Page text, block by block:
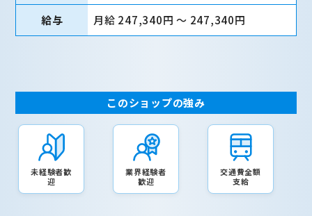
給与 月給 247,340円 〜 247,340円
このショップの強み
未経験者歓
迎
業界経験者
歓迎
交通費全額
支給